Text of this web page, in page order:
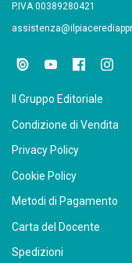
P.IVA 00389280421
Il Gruppo Editoriale
Condizione di Vendita
Privacy Policy
Cookie Policy
Metodi di Pagamento
Carta del Docente
Spedizioni